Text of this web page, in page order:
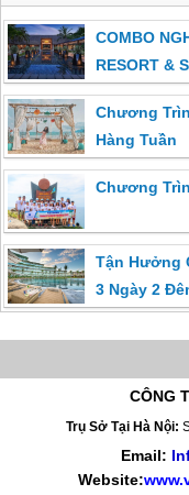
COMBO
RESORT &
Chương
Hàng Tuần
Chương
Tận Hưởng
3 Ngày 2
CÔNG
Trụ Sở Tại Hà Nội:
Email:
Website: